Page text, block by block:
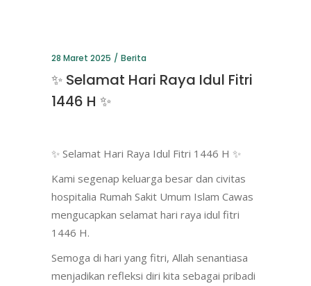
28 Maret 2025 Berita
✨ Selamat Hari Raya Idul Fitri
1446 H ✨
✨ Selamat Hari Raya Idul Fitri 1446 H ✨
Kami segenap keluarga besar dan civitas
hospitalia Rumah Sakit Umum Islam Cawas
mengucapkan selamat hari raya idul fitri
1446 H.
Semoga di hari yang fitri, Allah senantiasa
menjadikan refleksi diri kita sebagai pribadi